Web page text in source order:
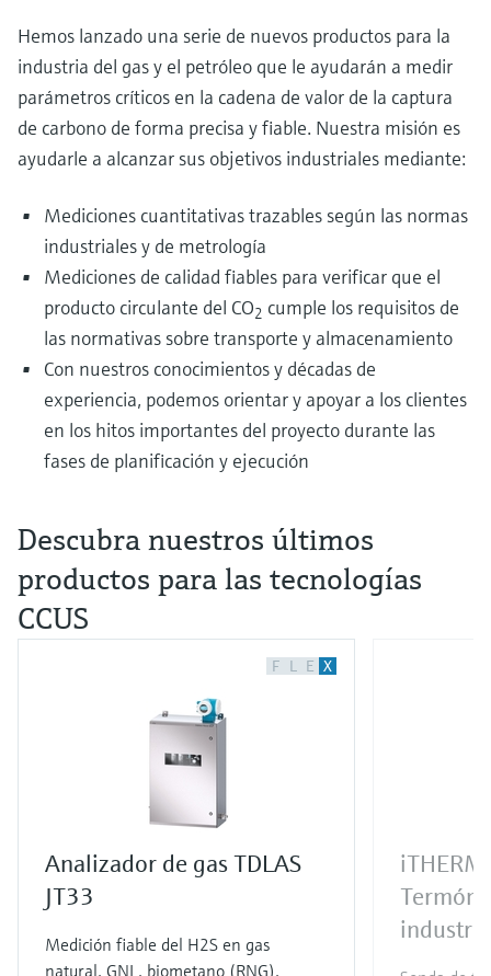
Hemos lanzado una serie de nuevos productos para la
industria del gas y el petróleo que le ayudarán a medir
parámetros críticos en la cadena de valor de la captura
de carbono de forma precisa y fiable. Nuestra misión es
ayudarle a alcanzar sus objetivos industriales mediante:
Mediciones cuantitativas trazables según las normas
industriales y de metrología
Mediciones de calidad fiables para verificar que el
producto circulante del CO2 cumple los requisitos de
las normativas sobre transporte y almacenamiento
Con nuestros conocimientos y décadas de
experiencia, podemos orientar y apoyar a los clientes
en los hitos importantes del proyecto durante las
fases de planificación y ejecución
Descubra nuestros últimos
productos para las tecnologías
CCUS
F L E X
Analizador de gas TDLAS
JT33
Medición fiable del H2S en gas
natural, GNL, biometano (RNG),